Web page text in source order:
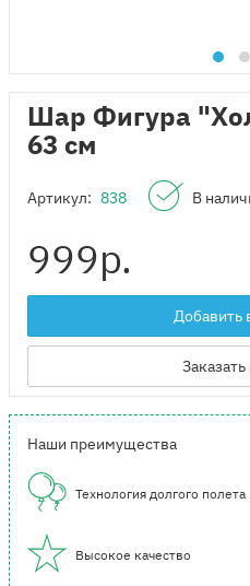
Шар Фигура
63 см
Артикул: 838 В
999р.
Добавить
Наши преимущества
Технология долгого полета
Высокое качество